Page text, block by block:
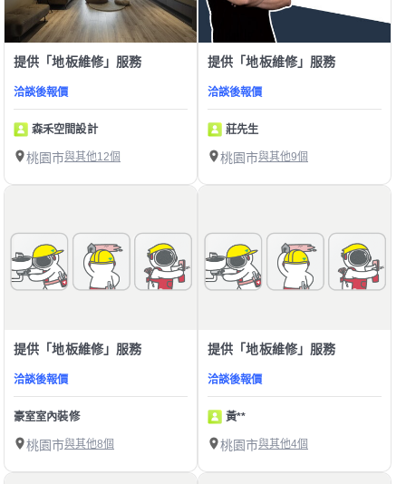
提供「地板維修」服務
洽談後報價
森禾空間設計
桃園市與其他12個
提供「地板維修」服務
洽談後報價
莊先生
桃園市與其他9個
提供「地板維修」服務
洽談後報價
豪室室內裝修
桃園市與其他8個
提供「地板維修」服務
洽談後報價
黃**
桃園市與其他4個